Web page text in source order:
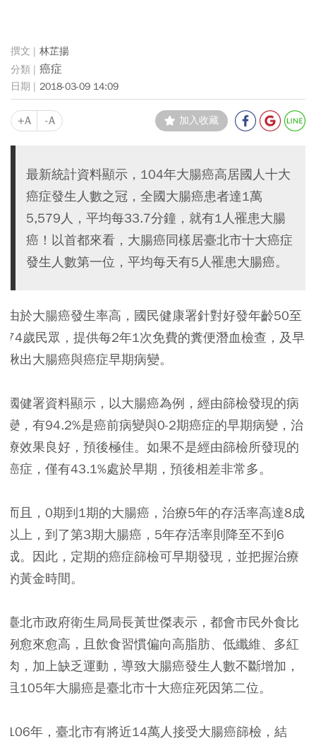
林芷揚
癌症
2018-03-09 14:09
+A -A 加入收藏
最新統計資料顯示，104年大腸癌高居國人十大
癌症發生人數之冠，全國大腸癌患者達1萬
5,579人，平均每33.7分鐘，就有1人罹患大腸
癌！以首都來看，大腸癌同樣居臺北市十大癌症
發生人數第一位，平均每天有5人罹患大腸癌。
由於大腸癌發生率高，國民健康署針對好發年齡50至
74歲民眾，提供每2年1次免費的糞便潛血檢查，及早
揪出大腸癌與癌症早期病變。
國健署資料顯示，以大腸癌為例，經由篩檢發現的病
變，有94.2%是癌前病變與0-2期癌症的早期病變，治
療效果良好，預後極佳。如果不是經由篩檢所發現的
癌症，僅有43.1%處於早期，預後相差非常多。
而且，0期到1期的大腸癌，治療5年的存活率高達8成
以上，到了第3期大腸癌，5年存活率則降至不到6
成。因此，定期的癌症篩檢可早期發現，並把握治療
的黃金時間。
臺北市政府衛生局局長黃世傑表示，都會市民外食比
例愈來愈高，且飲食習慣偏向高脂肪、低纖維、多紅
肉 ，加上缺乏運動 ，導致大腸癌發生人數不斷增加，
且105年大腸癌是臺北市十大癌症死因第二位。
106年，臺北市有將近14萬人接受大腸癌篩檢，結